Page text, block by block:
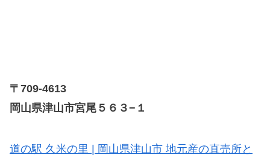
〒709-4613
岡山県津山市宮尾５６３−１
道の駅 久米の里 | 岡山県津山市 地元産の直売所と